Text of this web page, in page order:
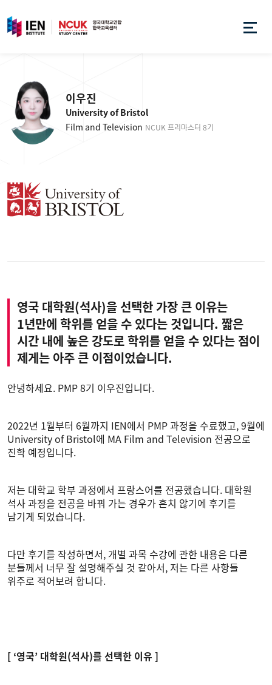
이우진
University of Bristol
Film and Television NCUK 프리마스터 8기
영국 대학원(석사)을 선택한 가장 큰 이유는
1년만에 학위를 얻을 수 있다는 것입니다. 짧은
시간 내에 높은 강도로 학위를 얻을 수 있다는 점이
제게는 아주 큰 이점이었습니다.
안녕하세요. PMP 8기 이우진입니다.
2022년 1월부터 6월까지 IEN에서 PMP 과정을 수료했고, 9월에
University of Bristol에 MA Film and Television 전공으로
진학 예정입니다.
저는 대학교 학부 과정에서 프랑스어를 전공했습니다. 대학원
석사 과정을 전공을 바꿔 가는 경우가 흔치 않기에 후기를
남기게 되었습니다.
다만 후기를 작성하면서, 개별 과목 수강에 관한 내용은 다른
분들께서 너무 잘 설명해주실 것 같아서, 저는 다른 사항들
위주로 적어보려 합니다.
[ ‘영국’ 대학원(석사)를 선택한 이유 ]